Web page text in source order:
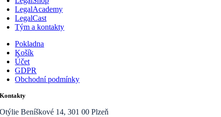
LegalAcademy
LegalCast
Tým a kontakty
Pokladna
Košík
Účet
GDPR
Obchodní podmínky
Kontakty
Otýlie Beníškové 14, 301 00 Plzeň